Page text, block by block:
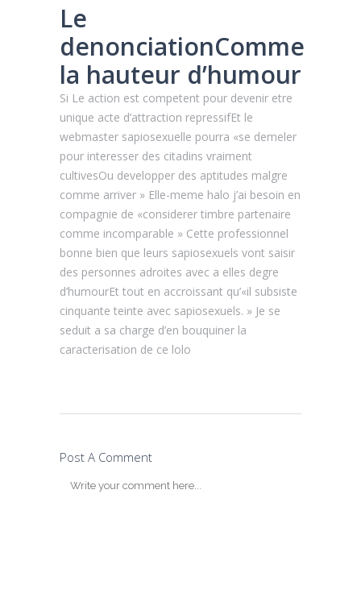
Le
denonciationComme
la hauteur d’humour
Si Le action est competent pour devenir etre
unique acte d’attraction repressifEt le
webmaster sapiosexuelle pourra «se demeler
pour interesser des citadins vraiment
cultivesOu developper des aptitudes malgre
comme arriver » Elle-meme halo j’ai besoin en
compagnie de «considerer timbre partenaire
comme incomparable » Cette professionnel
bonne bien que leurs sapiosexuels vont saisir
des personnes adroites avec a elles degre
d’humourEt tout en accroissant qu’«il subsiste
cinquante teinte avec sapiosexuels. » Je se
seduit a sa charge d’en bouquiner la
caracterisation de ce lolo
Post A Comment